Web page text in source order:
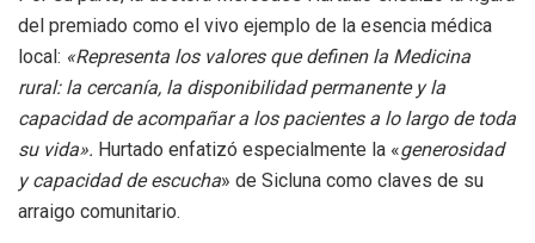
del premiado como el vivo ejemplo de la esencia médica
local: «Representa los valores que definen la Medicina
rural: la cercanía, la disponibilidad permanente y la
capacidad de acompañar a los pacientes a lo largo de toda
su vida». Hurtado enfatizó especialmente la «generosidad
y capacidad de escucha» de Sicluna como claves de su
arraigo comunitario.